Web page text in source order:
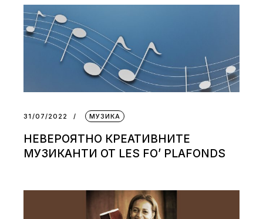
31/07/2022 МУЗИКА
НЕВЕРОЯТНО КРЕАТИВНИТЕ
МУЗИКАНТИ ОТ LES FO’ PLAFONDS